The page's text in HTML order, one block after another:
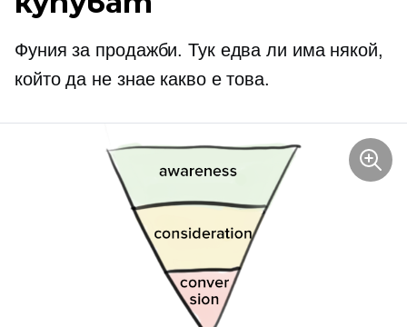
Фуния за продажби. Тук едва ли има някой,
който да не знае какво е това.